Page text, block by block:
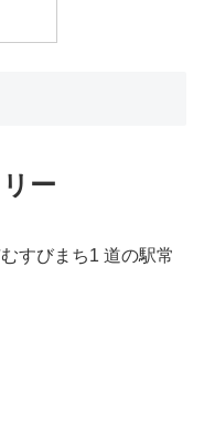
ー
すびまち1 道の駅常